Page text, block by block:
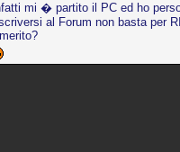
mi � partito il PC ed ho
al Forum non basta per